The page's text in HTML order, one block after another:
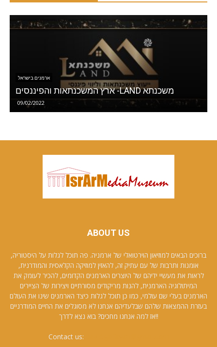
הספונסרים והשותפים שלנו
טפאן – המרכז הארמני לתרבות וחינוך בישראל
10/01/2021
ABOUT US
ברוכים הבאים למוזיאון הוירטואלי של ארמניה. פה תוכל לגלות על היסטוריה,
אומנות ותרבות של עם עתיק זה, להאזין למוזיקה הקלאסית והמודרנית,
לראות את מעשיי ידיהם של היוצרים הארמנים הקדומים, להכיר לעומק את
המיתולוגיה הארמנית, להנות מריקודים מסורתיים ויצירות של הציירים
הארמנים בעלי שם עולמי, כמו כן תוכל לגלות כיצד הארמנים שינו את העולם
בעזרת ההמצאות שלהם שבלעדיהם אנחנו לא מסוגלים את החיים המודרניים
!!אז למה אנחנו מחכים? בוא נצא לדרך
Contact us: